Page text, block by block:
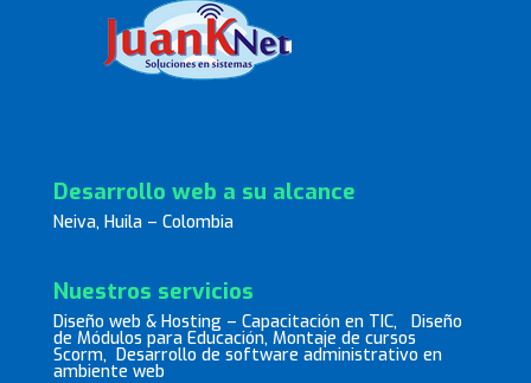
Desarrollo web a su alcance
Neiva, Huila – Colombia
Nuestros servicios
Diseño web & Hosting – Capacitación en TIC, Diseño
de Módulos para Educación, Montaje de cursos
Scorm, Desarrollo de software administrativo en
ambiente web